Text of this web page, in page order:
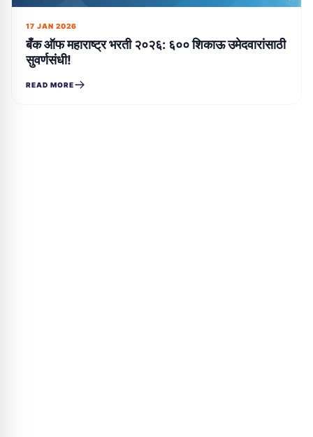
17 JAN 2026
बँक ऑफ महाराष्ट्र भरती २०२६: ६०० शिकाऊ उमेदवारांसाठी
सुवर्णसंधी!
READ MORE